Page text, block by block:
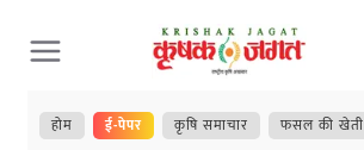
Skip
to
content
होम ई-पेपर कृषि समाचार फसल की खेती